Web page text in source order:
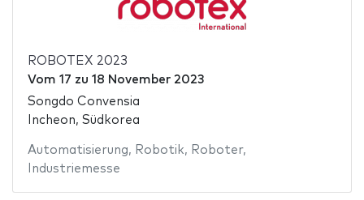
ROBOTEX 2023
Vom 17 zu 18 November 2023
Songdo Convensia
Incheon, Südkorea
Automatisierung, Robotik, Roboter,
Industriemesse